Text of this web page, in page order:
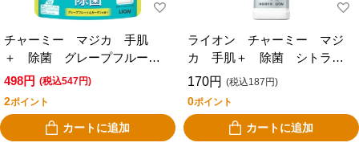
チャーミー マジカ 手肌
＋ 除菌 グレープフルーツ
＆ガーデンの香り つめかえ
498円 (税込547円)
2ポイント
カートに追加
ライオン チャーミー マジ
カ 手肌＋ 除菌 シトラス
＆アールグレイの香り 本
170円 (税込187円)
0ポイント
カートに追加